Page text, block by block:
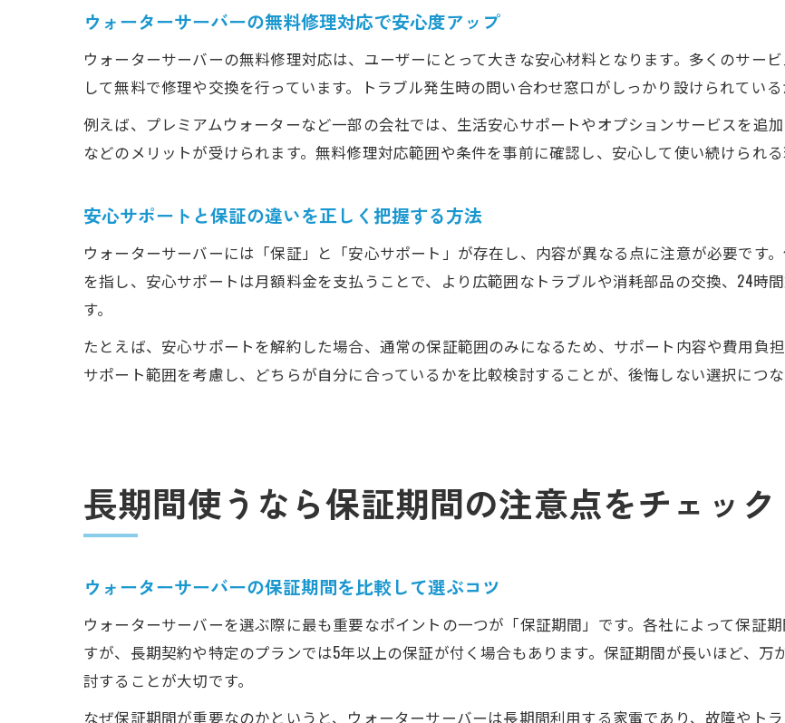
ウォーターサーバーの無料修理対応で安心度アップ
ウォーターサーバーの無料修理対応は、ユーザーにとって大きな安心材料となります。多くのサー
して無料で修理や交換を行っています。トラブル発生時の問い合わせ窓口がしっかり設けられている
例えば、プレミアムウォーターなど一部の会社では、生活安心サポートやオプションサービスを追
などのメリットが受けられます。無料修理対応範囲や条件を事前に確認し、安心して使い続けられる
安心サポートと保証の違いを正しく把握する方法
ウォーターサーバーには「保証」と「安心サポート」が存在し、内容が異なる点に注意が必要です
を指し、安心サポートは月額料金を支払うことで、より広範囲なトラブルや消耗部品の交換、24時
す。
たとえば、安心サポートを解約した場合、通常の保証範囲のみになるため、サポート内容や費用負
サポート範囲を考慮し、どちらが自分に合っているかを比較検討することが、後悔しない選択につな
長期間使うなら保証期間の注意点をチェック
ウォーターサーバーの保証期間を比較して選ぶコツ
ウォーターサーバーを選ぶ際に最も重要なポイントの一つが「保証期間」です。各社によって保証
すが、長期契約や特定のプランでは5年以上の保証が付く場合もあります。保証期間が長いほど、
討することが大切です。
なぜ保証期間が重要なのかというと、ウォーターサーバーは長期間利用する家電であり、故障やト